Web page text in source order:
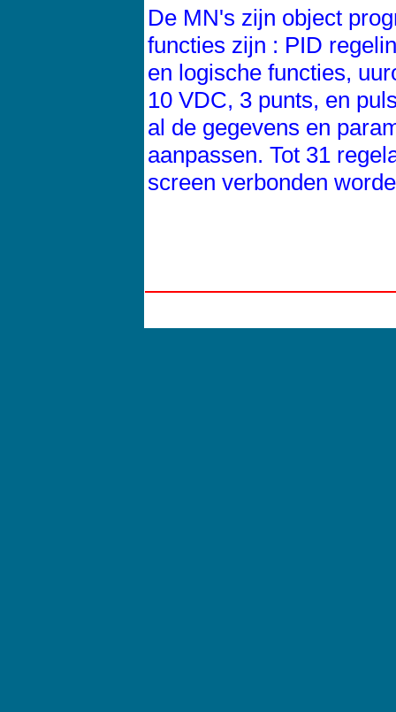
De MN's zijn object
functies zijn : PID
en logische functies,
10 VDC, 3 punts, en
al de gegevens en
aanpassen. Tot 31
screen verbonden